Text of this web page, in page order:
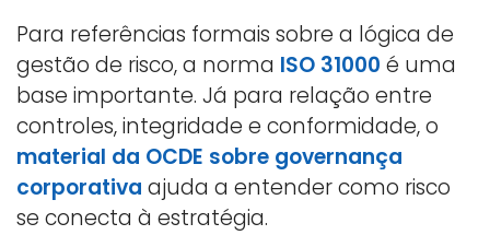
Para referências formais sobre a lógica de
gestão de risco, a norma ISO 31000 é uma
base importante. Já para relação entre
controles, integridade e conformidade, o
material da OCDE sobre governança
corporativa ajuda a entender como risco
se conecta à estratégia.